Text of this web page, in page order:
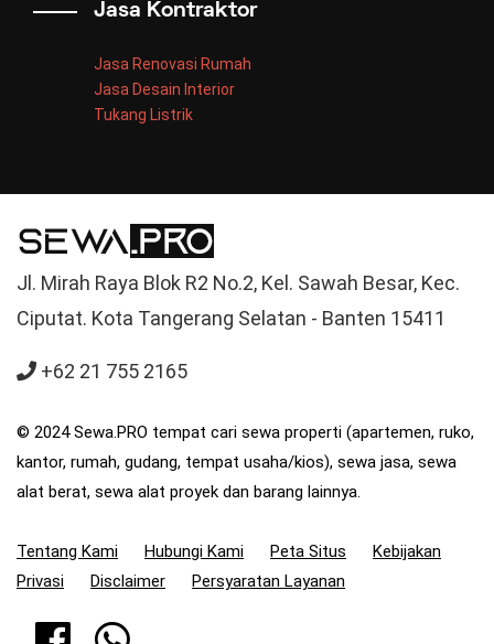
Jasa Kontraktor
Jasa Renovasi Rumah
Jasa Desain Interior
Tukang Listrik
Jl. Mirah Raya Blok R2 No.2, Kel. Sawah Besar, Kec.
Ciputat. Kota Tangerang Selatan - Banten 15411
+62 21 755 2165
© 2024 Sewa.PRO tempat cari sewa properti (apartemen, ruko,
kantor, rumah, gudang, tempat usaha/kios), sewa jasa, sewa
alat berat, sewa alat proyek dan barang lainnya.
Tentang Kami Hubungi Kami Peta Situs
Kebijakan
Privasi
Disclaimer Persyaratan Layanan